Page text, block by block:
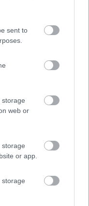
sent to
storage
web or
storage
or app.
storage
07/01/2019 11:22
ma funzionale;
piazzole
partenza della
di
sempre lungo
Posizione